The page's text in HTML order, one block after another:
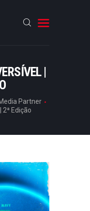
|
Partner
2ª Edição